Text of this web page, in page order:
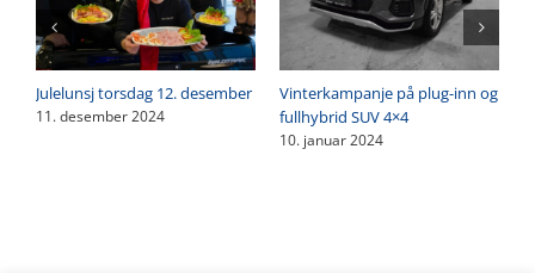
Julelunsj torsdag 12. desember
11. desember 2024
Vinterkampanje på plug-inn og
fullhybrid SUV 4×4
10. januar 2024